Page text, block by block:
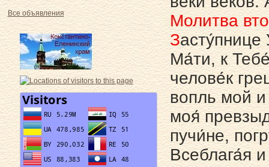
Молитва
Засту́пнице
Ма́ти, к
челове́к
вопль мой
моя́
пучи́не,
Всеблага́я
Все объявления